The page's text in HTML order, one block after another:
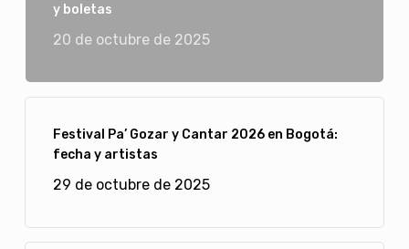
y boletas
20 de octubre de 2025
Festival Pa’ Gozar y Cantar 2026 en Bogotá:
fecha y artistas
29 de octubre de 2025